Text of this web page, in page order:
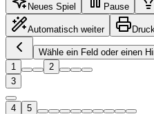
Neues Spiel Pause
Automatisch weiter
Wähle ein Feld oder einen
1
2
3
4 5